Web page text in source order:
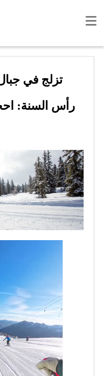
تزلج في
رأس السنة: